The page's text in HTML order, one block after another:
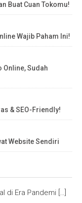
Buat Cuan Tokomu!
Wajib Paham Ini!
Online, Sudah
& SEO-Friendly!
Website Sendiri
di Era Pandemi […]